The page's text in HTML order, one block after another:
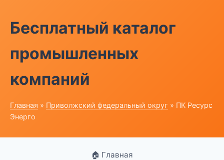
Бесплатный каталог
промышленных
компаний
Главная » Приволжский федеральный округ » ПК Ресурс
Энерго
🏠 Главная